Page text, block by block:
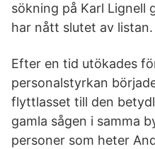
sökning på Karl Lignell
har nått slutet av listan.
Efter en tid utökades
personalstyrkan
flyttlasset till den
gamla sågen i samma
personer som heter